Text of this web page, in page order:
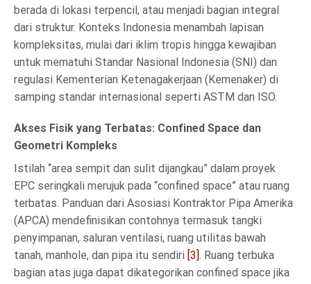
berada di lokasi terpencil, atau menjadi bagian integral
dari struktur. Konteks Indonesia menambah lapisan
kompleksitas, mulai dari iklim tropis hingga kewajiban
untuk mematuhi Standar Nasional Indonesia (SNI) dan
regulasi Kementerian Ketenagakerjaan (Kemenaker) di
samping standar internasional seperti ASTM dan ISO.
Akses Fisik yang Terbatas: Confined Space dan
Geometri Kompleks
Istilah “area sempit dan sulit dijangkau” dalam proyek
EPC seringkali merujuk pada “confined space” atau ruang
terbatas. Panduan dari Asosiasi Kontraktor Pipa Amerika
(APCA) mendefinisikan contohnya termasuk tangki
penyimpanan, saluran ventilasi, ruang utilitas bawah
tanah, manhole, dan pipa itu sendiri [3] . Ruang terbuka
bagian atas juga dapat dikategorikan confined space jika